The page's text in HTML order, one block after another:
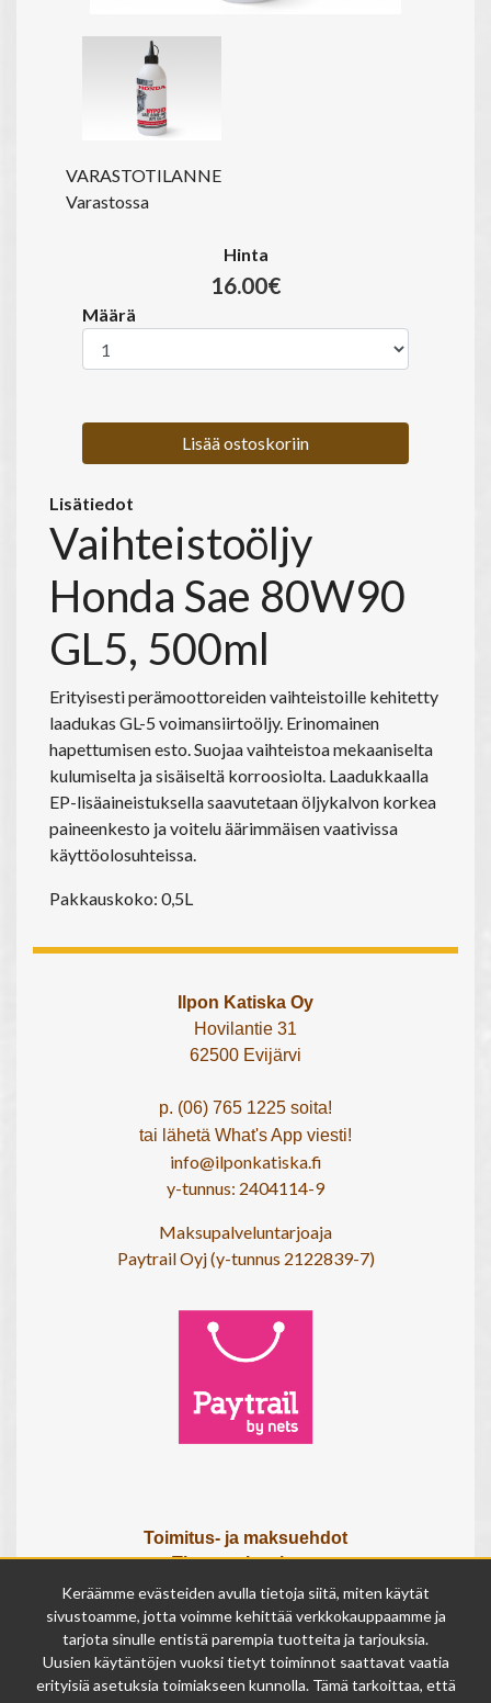
VARASTOTILANNE
Varastossa
Hinta
16.00€
Määrä
Lisää ostoskoriin
Lisätiedot
Vaihteistoöljy
Honda Sae 80W90
GL5, 500ml
Erityisesti perämoottoreiden vaihteistoille kehitetty
laadukas GL-5 voimansiirtoöljy. Erinomainen
hapettumisen esto. Suojaa vaihteistoa mekaaniselta
kulumiselta ja sisäiseltä korroosiolta. Laadukkaalla
EP-lisäaineistuksella saavutetaan öljykalvon korkea
paineenkesto ja voitelu äärimmäisen vaativissa
käyttöolosuhteissa.
Pakkauskoko: 0,5L
Ilpon Katiska Oy
Hovilantie 31
62500 Evijärvi
p. (06) 765 1225 soita!
tai lähetä What's App viesti!
info@ilponkatiska.fi
y-tunnus: 2404114-9
Maksupalveluntarjoaja
Paytrail Oyj (y-tunnus 2122839-7)
Toimitus- ja maksuehdot
Tietosuojaseloste
Tietoa meistä
Osta lahjakortti
Tilauksen peruutuslomake
Olemme avoinna
Keräämme evästeiden avulla tietoja siitä, miten käytät
sivustoamme, jotta voimme kehittää verkkokauppaamme ja
tarjota sinulle entistä parempia tuotteita ja tarjouksia.
Uusien käytäntöjen vuoksi tietyt toiminnot saattavat vaatia
erityisiä asetuksia toimiakseen kunnolla. Tämä tarkoittaa, että